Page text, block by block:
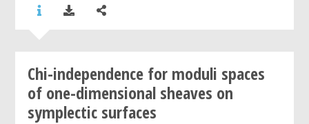
Chi-independence for moduli spaces
of one-dimensional sheaves on
symplectic surfaces